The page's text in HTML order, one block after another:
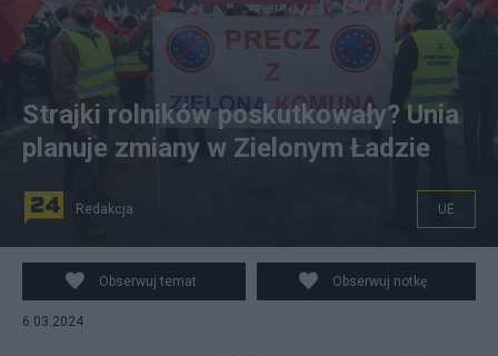
Protest rolników w Warszawie. Fot. PAP/Paweł Supernak
Strajki rolników poskutkowały? Unia
planuje zmiany w Zielonym Ładzie
Redakcja UE
Obserwuj temat Obserwuj notkę
6.03.2024